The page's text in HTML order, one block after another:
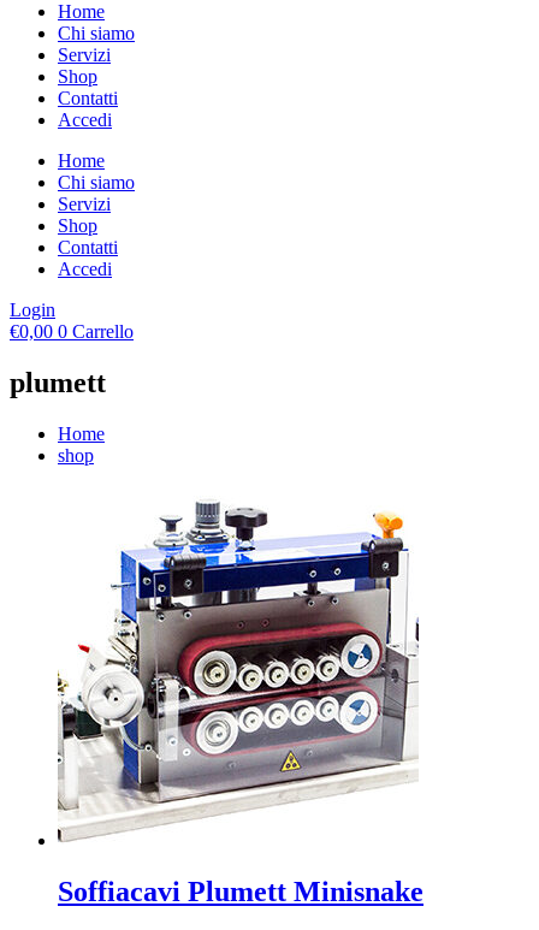
Home
Chi siamo
Servizi
Shop
Contatti
Accedi
Home
Chi siamo
Servizi
Shop
Contatti
Accedi
Login
€0,00 0 Carrello
plumett
Home
shop
Soffiacavi Plumett Minisnake